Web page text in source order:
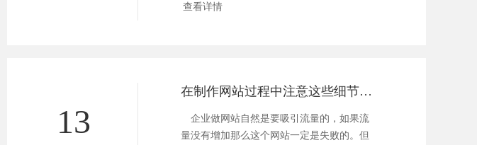
查看详情
13
在制作网站过程中注意这些细节会更好
企业做网站自然是要吸引流量的，如果流
量没有增加那么这个网站一定是失败的。但